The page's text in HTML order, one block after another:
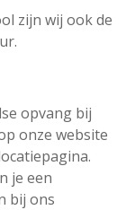
zijn wij ook de
opvang bij
onze website
je een
bij ons